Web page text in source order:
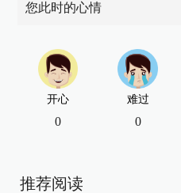
您此时的心情
开心
0
难过
0
推荐阅读